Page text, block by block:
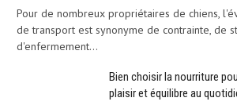
Pour de nombreux propriétaires de chiens,
de transport est synonyme de contrainte, de
d'enfermement...
Bien choisir la nourriture
plaisir et équilibre au